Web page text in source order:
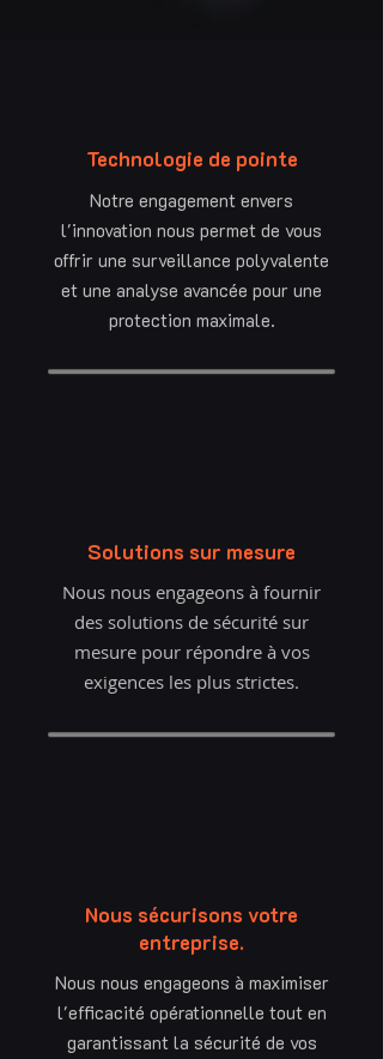
Technologie de pointe
Notre engagement envers
l'innovation nous permet de vous
offrir une surveillance polyvalente
et une analyse avancée pour une
protection maximale.
Solutions sur mesure
Nous nous engageons à fournir
des solutions de sécurité sur
mesure pour répondre à vos
exigences les plus strictes.
Nous sécurisons votre
entreprise.
Nous nous engageons à maximiser
l'efficacité opérationnelle tout en
garantissant la sécurité de vos